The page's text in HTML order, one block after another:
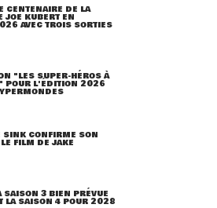
CENTENAIRE DE LA
JOE KUBERT EN
AVEC TROIS SORTIES
"LES SUPER-HÉROS À
POUR L'ÉDITION 2026
CONFIRME SON
FILM DE JAKE
3 BIEN PRÉVUE
LA SAISON 4 POUR 2028